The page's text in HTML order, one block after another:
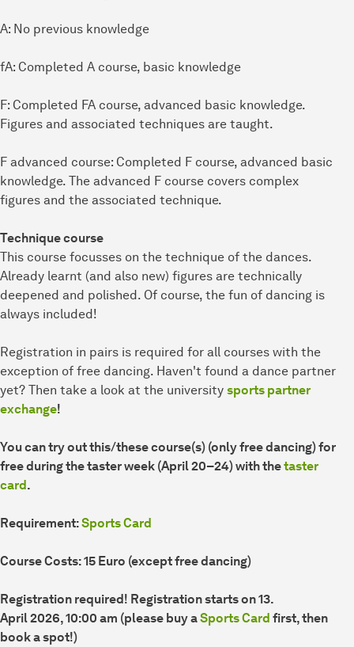
A: No previous knowledge
fA: Completed A course, basic knowledge
F: Completed FA course, advanced basic knowledge.
Figures and associated techniques are taught.
F advanced course: Completed F course, advanced basic
knowledge. The advanced F course covers complex
figures and the associated technique.
Technique course
This course focusses on the technique of the dances.
Already learnt (and also new) figures are technically
deepened and polished. Of course, the fun of dancing is
always included!
Registration in pairs is required for all courses with the
exception of free dancing. Haven't found a dance partner
yet? Then take a look at the university sports partner
exchange!
You can try out this/these course(s) (only free dancing) for
free during the taster week (April 20–24) with thetaster
card.
Requirement:Sports Card
Course Costs: 15 Euro (except free dancing)
Registration required! Registration starts on 13.
April 2026, 10:00 am (please buy aSports Card first, then
book a spot!)